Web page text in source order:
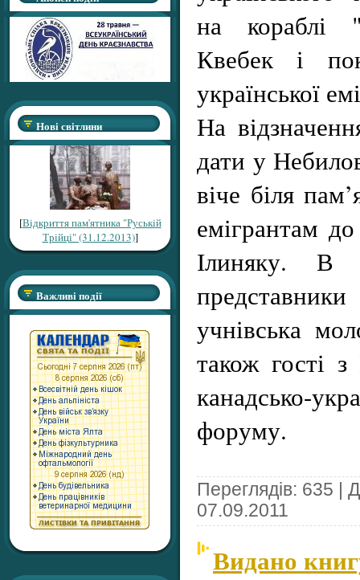
Нові світлини
[Відкриття пам'ятника "Руській
Трійці" (31.12.2013)]
Важливі події
на кораблі
Квебек і
української
На
дати у
віче біля
емігрантам
Ілиняку. В
учнівська
також гості
канадсько-
форуму.
Переглядів: 635 |
07.09.2011
Видано